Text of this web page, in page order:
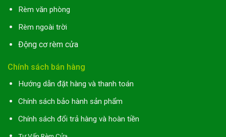
Rèm văn phòng
Rèm ngoài trời
Động cơ rèm cửa
Chính sách bán hàng
Hướng dẫn đặt hàng và thanh toán
Chính sách bảo hành sản phẩm
Chính sách đổi trả hàng và hoàn tiền